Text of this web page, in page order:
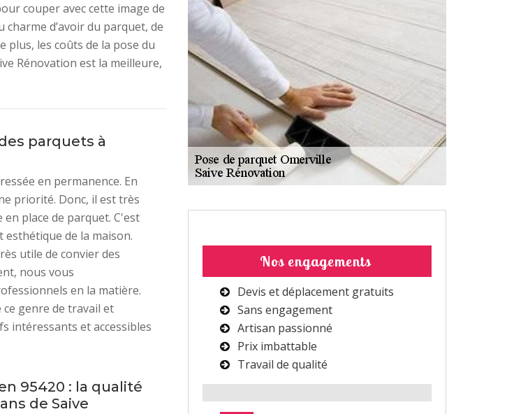
couper avec cette image de
d’avoir du parquet, de
plus, les coûts de la pose du
Rénovation est la meilleure,
parquets à
en permanence. En
priorité. Donc, il est très
place de parquet. C'est
de la maison.
utile de convier des
nous vous
en la matière.
genre de travail et
intéressants et accessibles
95420 : la qualité
de Saive
Nos engagements
Devis et déplacement gratuits
Sans engagement
Artisan passionné
Prix imbattable
Travail de qualité